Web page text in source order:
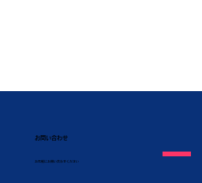
お問い合わせ
​お気軽にお問い合わせください